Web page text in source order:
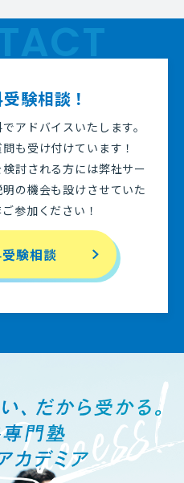
験相談！
アドバイスいたします。
も受け付けています！
討される方には弊社サー
の機会も設けさせていた
参加ください！
験相談